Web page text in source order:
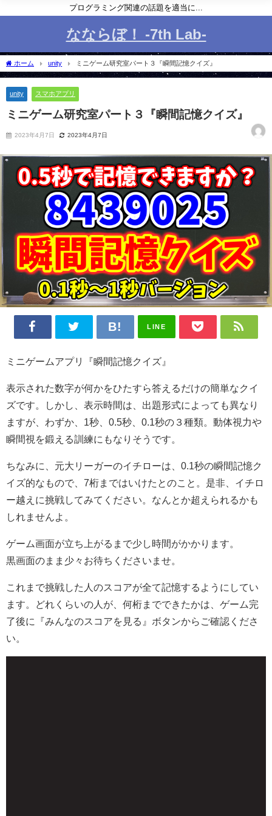
プログラミング関連の話題を適当に...
なならぼ！ -7th Lab-
ホーム unity ミニゲーム研究室パート３『瞬間記憶クイズ』
unity スマホアプリ
ミニゲーム研究室パート３『瞬間記憶クイズ』
2023年4月7日 2023年4月7日
LINE
ミニゲームアプリ『瞬間記憶クイズ』
表示された数字が何かをひたすら答えるだけの簡単なクイ
ズです。しかし、表示時間は、出題形式によっても異なり
ますが、わずか、1秒、0.5秒、0.1秒の３種類。動体視力や
瞬間視を鍛える訓練にもなりそうです。
ちなみに、元大リーガーのイチローは、0.1秒の瞬間記憶ク
イズ的なもので、7桁まではいけたとのこと。是非、イチロ
ー越えに挑戦してみてください。なんとか超えられるかも
しれませんよ。
ゲーム画面が立ち上がるまで少し時間がかかります。
黒画面のまま少々お待ちくださいませ。
これまで挑戦した人のスコアが全て記憶するようにしてい
ます。どれくらいの人が、何桁までできたかは、ゲーム完
了後に『みんなのスコアを見る』ボタンからご確認くださ
い。